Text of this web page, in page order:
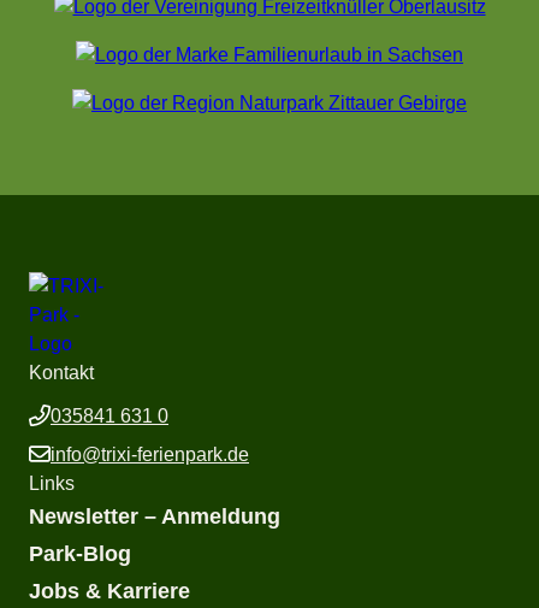
Kontakt
035841 631 0
info@trixi-ferienpark.de
Links
Newsletter – Anmeldung
Park-Blog
Jobs & Karriere